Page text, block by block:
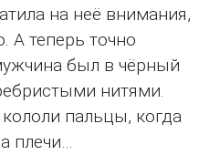
на неё внимания,
А теперь точно
был в чёрный
нитями.
пальцы, когда
плечи…